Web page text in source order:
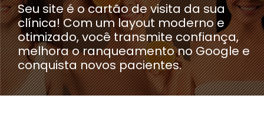
Seu site é o cartão de visita da sua
clínica! Com um layout moderno e
otimizado, você transmite confiança,
melhora o ranqueamento no Google e
conquista novos pacientes.